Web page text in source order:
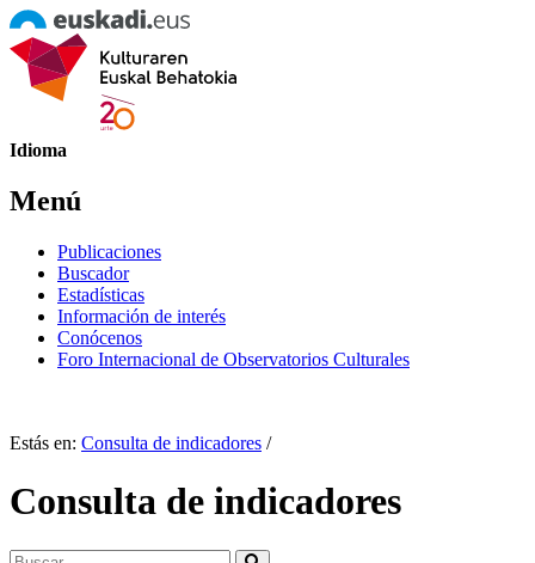
Idioma
Menú
Publicaciones
Buscador
Estadísticas
Información de interés
Conócenos
Foro Internacional de Observatorios Culturales
Estás en: Consulta de indicadores /
Consulta de indicadores